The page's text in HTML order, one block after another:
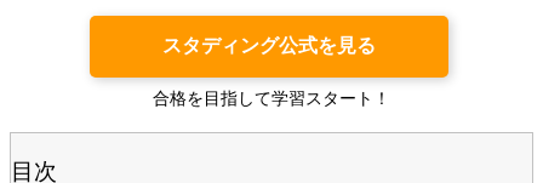
スタディング公式を見る
合格を目指して学習スタート！
目次